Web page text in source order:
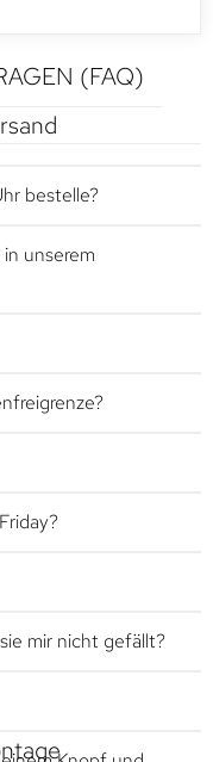
(FAQ)
bestelle?
unserem
mir nicht gefällt?